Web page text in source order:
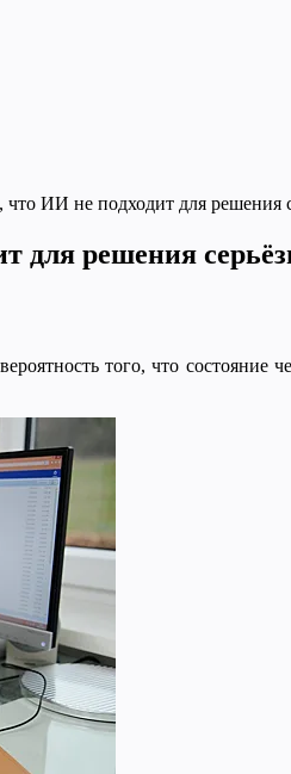
что ИИ не подходит для решения
для решения
того, что